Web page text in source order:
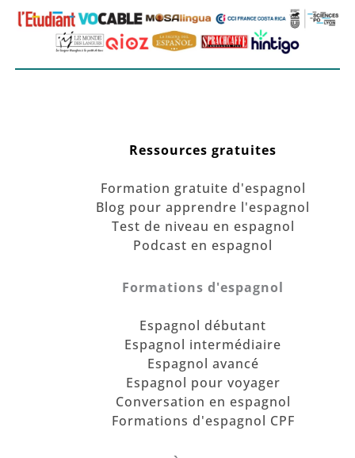
Ressources gratuites
Formation gratuite d'espagnol
Blog pour apprendre l'espagnol
Test de niveau en espagnol
Podcast en espagnol
Formations d'espagnol
Espagnol débutant
Espagnol intermédiaire
Espagnol avancé
Espagnol pour voyager
Conversation en espagnol
Formations d'espagnol CPF